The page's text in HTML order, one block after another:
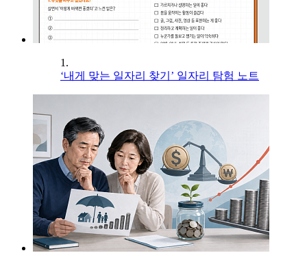
1.
‘내게 맞는 일자리 찾기’ 일자리 탐험 노트